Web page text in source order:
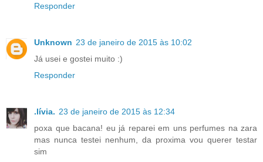
Responder
Unknown 23 de janeiro de 2015 às 10:02
Já usei e gostei muito :)
Responder
.lívia. 23 de janeiro de 2015 às 12:34
poxa que bacana! eu já reparei em uns perfumes na zara
mas nunca testei nenhum, da proxima vou querer testar
sim